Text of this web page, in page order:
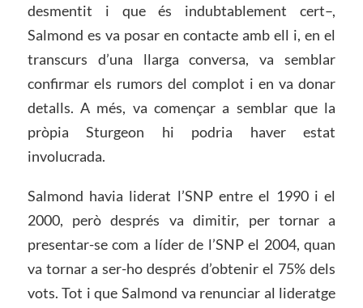
desmentit i que és indubtablement cert–,
Salmond es va posar en contacte amb ell i, en el
transcurs d’una llarga conversa, va semblar
confirmar els rumors del complot i en va donar
detalls. A més, va començar a semblar que la
pròpia Sturgeon hi podria haver estat
involucrada.
Salmond havia liderat l’SNP entre el 1990 i el
2000, però després va dimitir, per tornar a
presentar-se com a líder de l’SNP el 2004, quan
va tornar a ser-ho després d’obtenir el 75% dels
vots. Tot i que Salmond va renunciar al lideratge